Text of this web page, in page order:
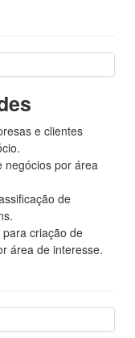
e clientes
negócios por área
de
criação de
área de interesse.